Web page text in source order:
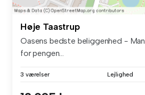
Høje Taastrup
Oasens bedste beliggenhed -
for pengen...
3 værelser Lejlighed